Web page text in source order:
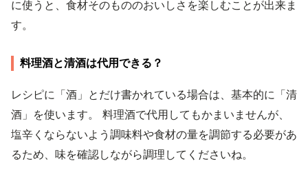
に使うと、食材そのもののおいしさを楽しむことが出来ま
す。
料理酒と清酒は代用できる？
レシピに「酒」とだけ書かれている場合は、基本的に「清
酒」を使います。 料理酒で代用してもかまいませんが、
塩辛くならないよう調味料や食材の量を調節する必要があ
るため、味を確認しながら調理してくださいね。